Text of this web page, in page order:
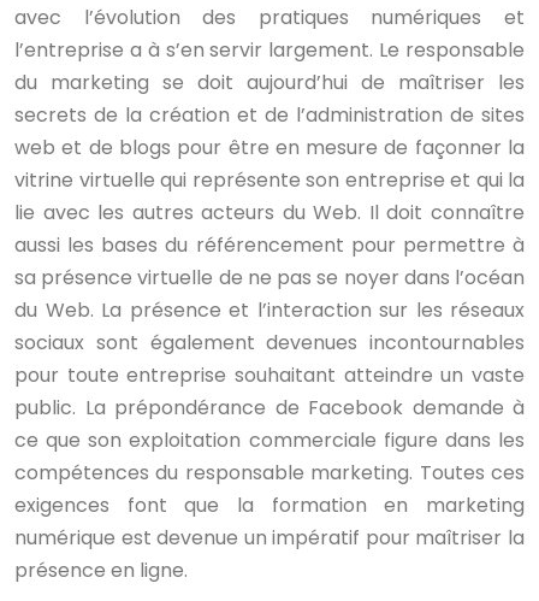
avec l’évolution des pratiques numériques et
l’entreprise a à s’en servir largement. Le responsable
du marketing se doit aujourd’hui de maîtriser les
secrets de la création et de l’administration de sites
web et de blogs pour être en mesure de façonner la
vitrine virtuelle qui représente son entreprise et qui la
lie avec les autres acteurs du Web. Il doit connaître
aussi les bases du référencement pour permettre à
sa présence virtuelle de ne pas se noyer dans l’océan
du Web. La présence et l’interaction sur les réseaux
sociaux sont également devenues incontournables
pour toute entreprise souhaitant atteindre un vaste
public. La prépondérance de Facebook demande à
ce que son exploitation commerciale figure dans les
compétences du responsable marketing. Toutes ces
exigences font que la formation en marketing
numérique est devenue un impératif pour maîtriser la
présence en ligne.